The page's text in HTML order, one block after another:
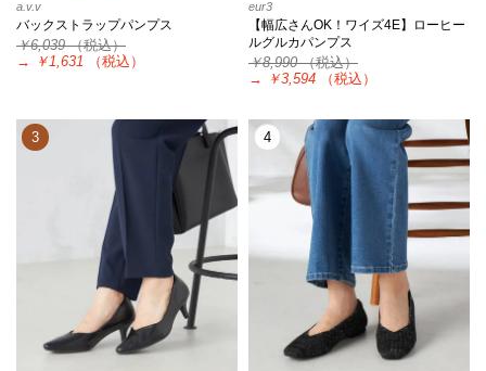
a.v.v
バックストラップパンプス
￥6,039（税込）
→
￥1,631 （税込）
eur3
【幅広さんOK！ワイズ4E】ローヒー
ルグルカパンプス
￥8,990（税込）
→
￥3,594 （税込）
3 4